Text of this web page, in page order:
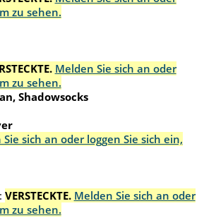
zu sehen.
Melden Sie sich an oder
zu sehen.
Shadowsocks
sich an oder loggen Sie sich ein,
VERSTECKTE. Melden Sie sich an oder
zu sehen.